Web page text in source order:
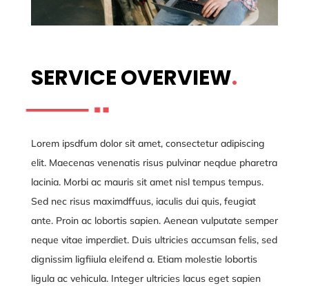
SERVICE OVERVIEW.
Lorem ipsdfum dolor sit amet, consectetur adipiscing
elit. Maecenas venenatis risus pulvinar neqdue pharetra
lacinia. Morbi ac mauris sit amet nisl tempus tempus.
Sed nec risus maximdffuus, iaculis dui quis, feugiat
ante. Proin ac lobortis sapien. Aenean vulputate semper
neque vitae imperdiet. Duis ultricies accumsan felis, sed
dignissim ligfiiula eleifend a. Etiam molestie lobortis
ligula ac vehicula. Integer ultricies lacus eget sapien